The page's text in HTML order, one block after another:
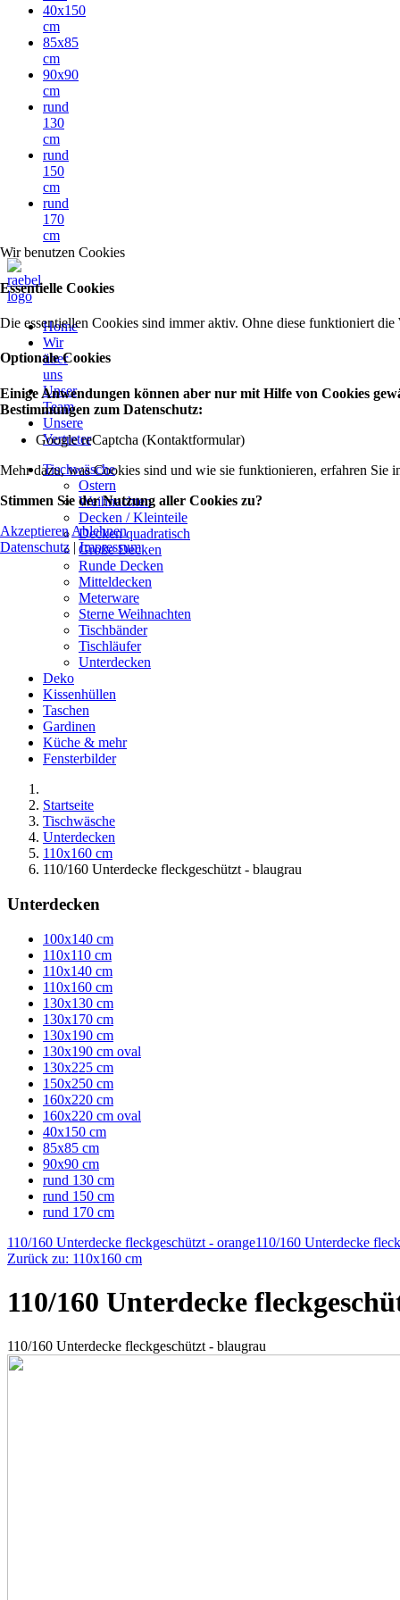
40x150
cm
85x85
cm
90x90
cm
rund
130
cm
rund
150
cm
rund
170
cm
Home
Wir
über
uns
Unser
Team
Unsere
Vertreter
Tischwäsche
Ostern
Weihnachten
Decken / Kleinteile
Decken quadratisch
Große Decken
Runde Decken
Mitteldecken
Meterware
Sterne Weihnachten
Tischbänder
Tischläufer
Unterdecken
Deko
Kissenhüllen
Taschen
Gardinen
Küche & mehr
Fensterbilder
Startseite
Tischwäsche
Unterdecken
110x160 cm
110/160 Unterdecke fleckgeschützt - blaugrau
Unterdecken
100x140 cm
110x110 cm
110x140 cm
110x160 cm
130x130 cm
130x170 cm
130x190 cm
130x190 cm oval
130x225 cm
150x250 cm
160x220 cm
160x220 cm oval
40x150 cm
85x85 cm
90x90 cm
rund 130 cm
rund 150 cm
rund 170 cm
110/160 Unterdecke fleckgeschützt - orange110/160 Unterdecke
Zurück zu: 110x160 cm
110/160 Unterdecke
110/160 Unterdecke fleckgeschützt - blaugrau
Wir benutzen Cookies
Essentielle Cookies
Die essentiellen Cookies sind immer aktiv. Ohne diese funktioniert
Optionale Cookies
Einige Anwendungen können aber nur mit Hilfe von Cookies
Bestimmungen zum Datenschutz:
Google reCaptcha (Kontaktformular)
Mehr dazu, was Cookies sind und wie sie funktionieren, erfahren Sie
Stimmen Sie der Nutzung aller Cookies zu?
Akzeptieren Ablehnen
Datenschutz |Impressum